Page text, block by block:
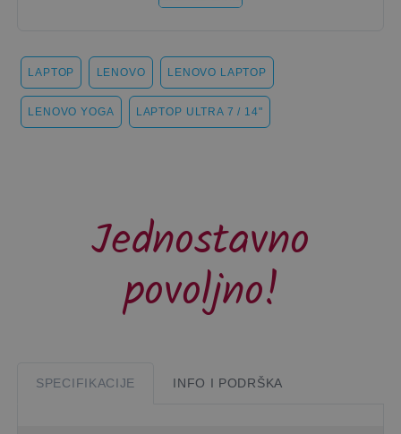
LAPTOP LENOVO LENOVO LAPTOP
LENOVO YOGA LAPTOP ULTRA 7 / 14"
Jednostavno
povoljno!
SPECIFIKACIJE INFO I PODRŠKA